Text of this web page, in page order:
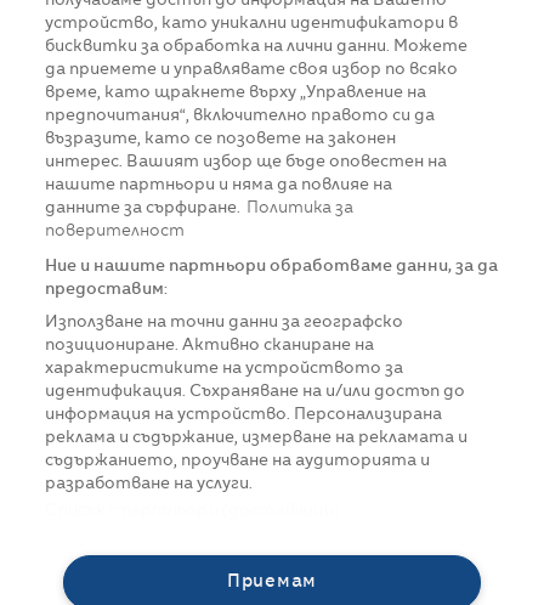
устройство, като уникални идентификатори в
бисквитки за обработка на лични данни. Можете
да приемете и управлявате своя избор по всяко
време, като щракнете върху „Управление на
предпочитания“, включително правото си да
възразите, като се позовете на законен
интерес. Вашият избор ще бъде оповестен на
нашите партньори и няма да повлияе на
данните за сърфиране.
Политика за
поверителност
Ние и нашите партньори обработваме данни, за да
предоставим:
Използване на точни данни за географско
позициониране. Активно сканиране на
характеристиките на устройството за
идентификация. Съхраняване на и/или достъп до
информация на устройство. Персонализирана
реклама и съдържание, измерване на рекламата и
съдържанието, проучване на аудиторията и
разработване на услуги.
Приемам